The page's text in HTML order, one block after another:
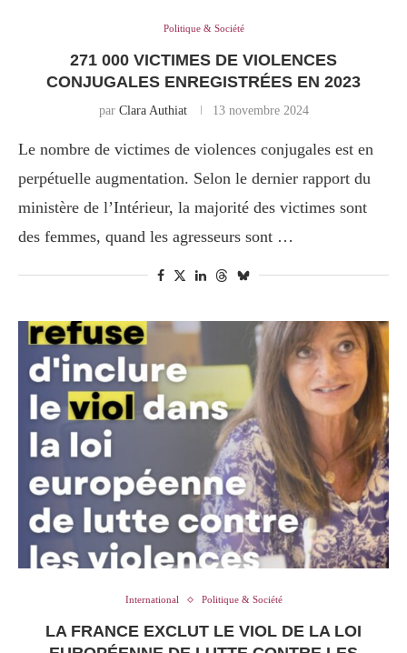
Politique & Société
271 000 VICTIMES DE VIOLENCES
CONJUGALES ENREGISTRÉES EN 2023
par Clara Authiat 13 novembre 2024
Le nombre de victimes de violences conjugales est en
perpétuelle augmentation. Selon le dernier rapport du
ministère de l’Intérieur, la majorité des victimes sont
des femmes, quand les agresseurs sont …
International Politique & Société
LA FRANCE EXCLUT LE VIOL DE LA LOI